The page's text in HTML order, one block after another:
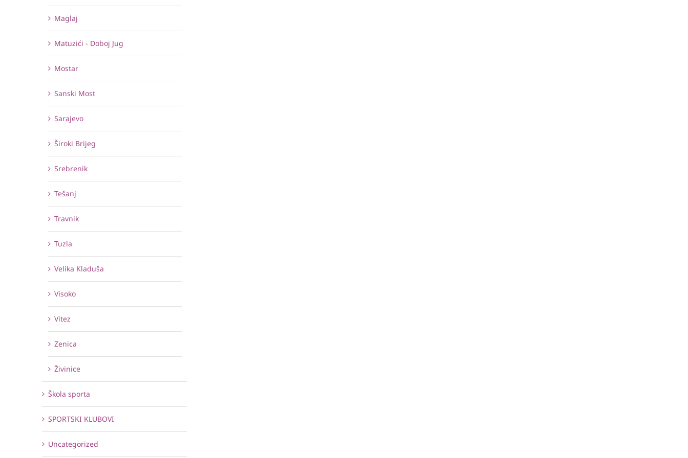
Maglaj
Matuzići - Doboj Jug
Mostar
Sanski Most
Sarajevo
Široki Brijeg
Srebrenik
Tešanj
Travnik
Tuzla
Velika Kladuša
Visoko
Vitez
Zenica
Živinice
Škola sporta
SPORTSKI KLUBOVI
Uncategorized